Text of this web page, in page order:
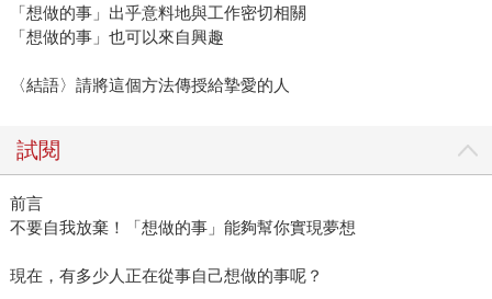
「想做的事」出乎意料地與工作密切相關
「想做的事」也可以來自興趣
〈結語〉請將這個方法傳授給摯愛的人
試閱
前言
不要自我放棄！「想做的事」能夠幫你實現夢想
現在，有多少人正在從事自己想做的事呢？